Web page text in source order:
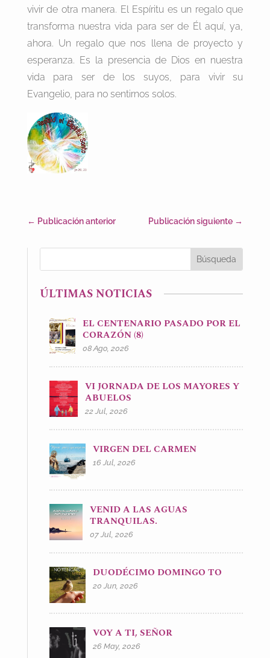
vivir de otra manera. El Espíritu es un regalo que
transforma nuestra vida para ser de Él aquí, ya,
ahora. Un regalo que nos llena de proyecto y
esperanza. Es la presencia de Dios en nuestra
vida para ser de los suyos, para vivir su
Evangelio, para no sentirnos solos.
← Publicación anterior Publicación siguiente →
ÚLTIMAS NOTICIAS
EL CENTENARIO PASADO POR EL
CORAZÓN (8)
08 Ago, 2026
VI JORNADA DE LOS MAYORES Y
ABUELOS
22 Jul, 2026
VIRGEN DEL CARMEN
16 Jul, 2026
VENID A LAS AGUAS
TRANQUILAS.
07 Jul, 2026
DUODÉCIMO DOMINGO TO
20 Jun, 2026
VOY A TI, SEÑOR
26 May, 2026